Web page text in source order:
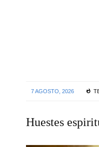
7 AGOSTO, 2026
Huestes